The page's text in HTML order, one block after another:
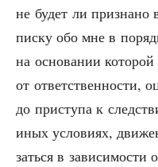
не будет ли
пис­ку обо мне в
на осно­ва­нии
от ответ­ствен­но­сти,
до при­сту­па к
иных усло­ви­ях,
зать­ся в